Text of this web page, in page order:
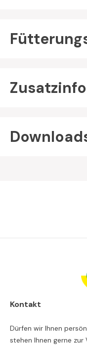
Kontakt
Dürfen wir Ihnen
stehen Ihnen gerne zur